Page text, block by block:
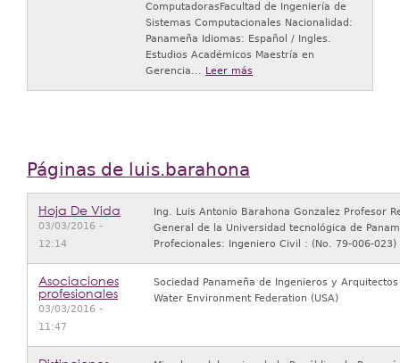
ComputadorasFacultad de Ingeniería de
Sistemas Computacionales Nacionalidad:
Panameña Idiomas: Español / Ingles.
Estudios Académicos Maestría en
Gerencia... Leer más
Páginas de luis.barahona
Hoja De Vida
03/03/2016 -
12:14
Ing. Luis Antonio Barahona Gonzalez Profesor
General de la Universidad tecnológica de
Profecionales: Ingeniero Civil : (No.
Asociaciones
profesionales
03/03/2016 -
11:47
Sociedad Panameña de Ingenieros y
Water Environment Federation (USA)